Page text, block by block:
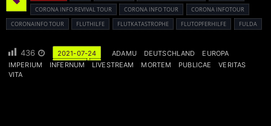
CORONA INFO REVIVAL TOUR
CORONA INFO TOUR
CORONA INFOTOUR
CORONAINFO TOUR
FLUTHILFE FLUTKATASTROPHE FLUTOPFERHILFE FULDA
436 2021-07-24 ADAMU DEUTSCHLAND
EUROPA
IMPERIUM
INFERNUM LIVESTREAM MORTEM PUBLICAE
VERITAS
VITA